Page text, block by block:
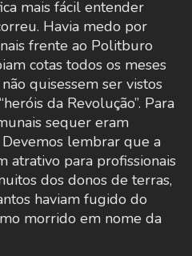
mais fácil entender
Havia medo por
frente ao Politburo
cotas todos os meses
quisessem ser vistos
da Revolução”. Para
sequer eram
lembrar que a
atrativo para profissionais
dos donos de terras,
haviam fugido do
morrido em nome da